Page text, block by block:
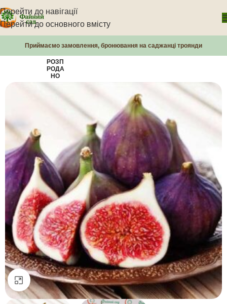
Перейти до навігації
Перейти до основного вмісту
Приймаємо замовлення, бронювання на саджанці троянди
РОЗП
РОДА
НО
Натисніть, щоб збільшити